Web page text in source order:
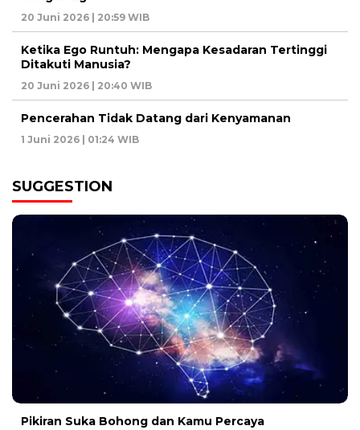
20 Juni 2026 | 20:59 WIB
Ketika Ego Runtuh: Mengapa Kesadaran Tertinggi
Ditakuti Manusia?
20 Juni 2026 | 20:40 WIB
Pencerahan Tidak Datang dari Kenyamanan
1 Juni 2026 | 01:24 WIB
SUGGESTION
Pikiran Suka Bohong dan Kamu Percaya